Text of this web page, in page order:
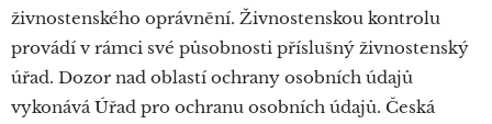
živnostenského oprávnění. Živnostenskou kontrolu
provádí v rámci své působnosti příslušný živnostenský
úřad. Dozor nad oblastí ochrany osobních údajů
vykonává Úřad pro ochranu osobních údajů. Česká